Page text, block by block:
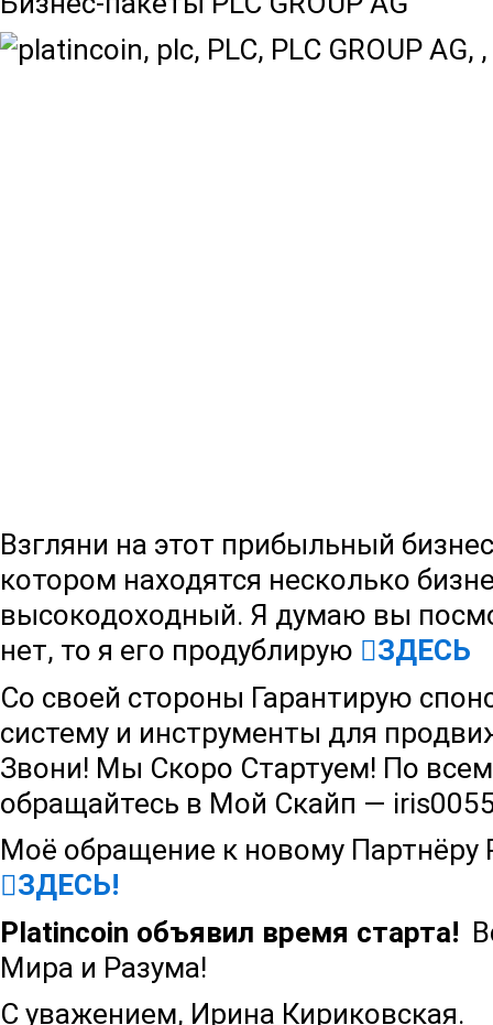
Взгляни на этот прибыльный
котором находятся несколько
высокодоходный. Я думаю вы
нет, то я его продублирую
ЗДЕСЬ
Со своей стороны Гарантирую
систему и инструменты для
Звони! Мы Скоро Стартуем! По
обращайтесь в Мой Скайп —
Моё обращение к новому Партнёру
ЗДЕСЬ!
Platincoin объявил время старта!
Мира и Разума!
С уважением, Ирина Кириковская.